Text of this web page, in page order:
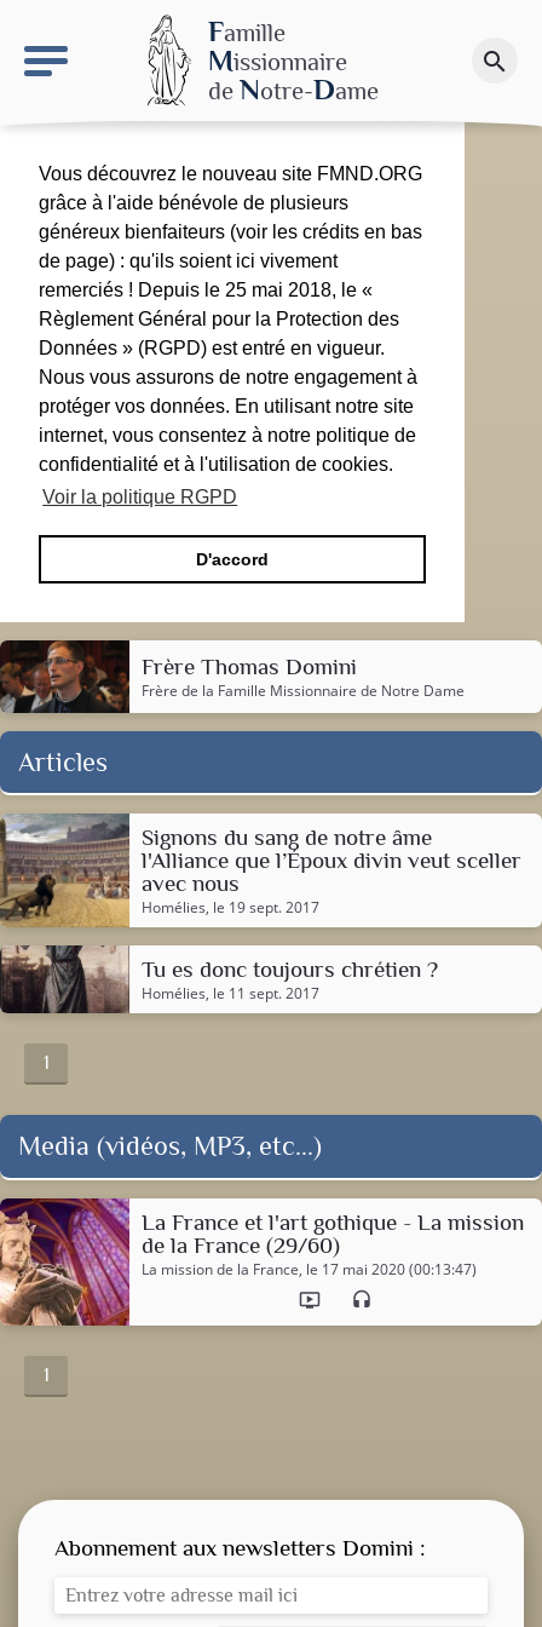
Famille
Missionnaire
de Notre-Dame
search
Faire un don
Vous découvrez le nouveau site FMND.ORG
grâce à l'aide bénévole de plusieurs
généreux bienfaiteurs (voir les crédits en bas
de page) : qu'ils soient ici vivement
remerciés ! Depuis le 25 mai 2018, le «
Règlement Général pour la Protection des
Données » (RGPD) est entré en vigueur.
Nous vous assurons de notre engagement à
protéger vos données. En utilisant notre site
internet, vous consentez à notre politique de
confidentialité et à l'utilisation de cookies.
Voir la politique RGPD
D'accord
Frère Thomas Domini
Frère de la Famille Missionnaire de Notre Dame
Articles
Signons du sang de notre âme
l'Alliance que l’Époux divin veut sceller
avec nous
Homélies, le 19 sept. 2017
Tu es donc toujours chrétien ?
Homélies, le 11 sept. 2017
1
Media (vidéos, MP3, etc...)
La France et l'art gothique - La mission
de la France (29/60)
La mission de la France, le 17 mai 2020 (00:13:47)
ondemand_video headset
1
Abonnement aux newsletters Domini :